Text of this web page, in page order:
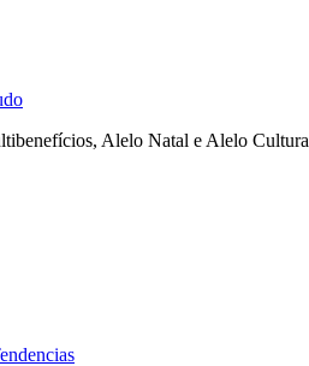
Alelo Natal e Alelo Cultura